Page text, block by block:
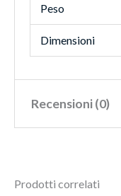
Peso
Dimensioni
Recensioni (0)
Prodotti correlati